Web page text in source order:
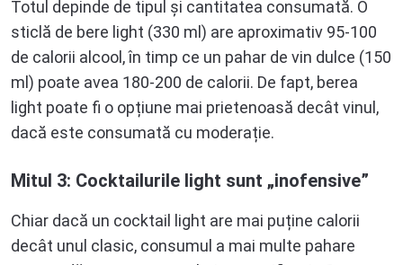
Totul depinde de tipul și cantitatea consumată. O
sticlă de bere light (330 ml) are aproximativ 95-100
de calorii alcool, în timp ce un pahar de vin dulce (150
ml) poate avea 180-200 de calorii. De fapt, berea
light poate fi o opțiune mai prietenoasă decât vinul,
dacă este consumată cu moderație.
Mitul 3: Cocktailurile light sunt „inofensive”
Chiar dacă un cocktail light are mai puține calorii
decât unul clasic, consumul a mai multe pahare